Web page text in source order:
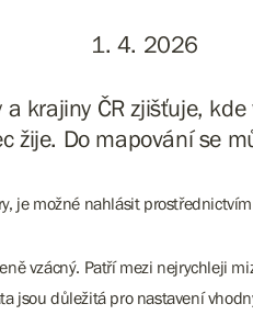
1. 4. 2026
krajiny ČR zjišťuje,
žije. Do mapování se
je možné nahlásit
vzácný. Patří mezi nejrychleji
jsou důležitá pro nastavení